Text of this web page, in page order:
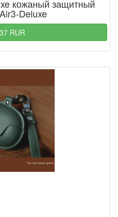
кожаный защитный
Deluxe
RUR